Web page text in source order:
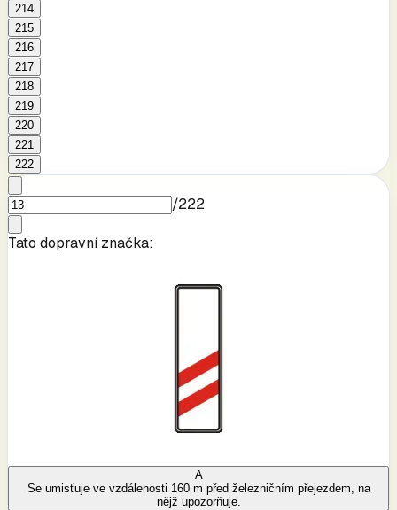
214
215
216
217
218
219
220
221
222
/222
Tato dopravní značka:
A
Se umisťuje ve vzdálenosti 160 m před železničním přejezdem, na
nějž upozorňuje.